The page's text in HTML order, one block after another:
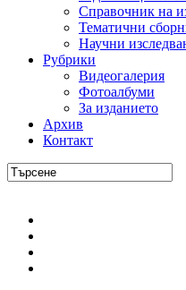
Справочник на
Тематични
Научни
Рубрики
Видеогалерия
Фотоалбуми
За изданието
Архив
Контакт